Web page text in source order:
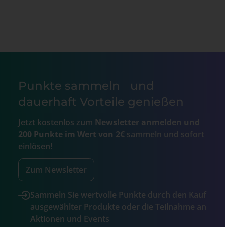
Punkte sammeln und
dauerhaft Vorteile genießen
Jetzt kostenlos zum Newsletter anmelden und
200 Punkte im Wert von 2€ sammeln und sofort
einlösen!
Zum Newsletter
Sammeln Sie wertvolle Punkte durch den Kauf
ausgewählter Produkte oder die Teilnahme an
Aktionen und Events